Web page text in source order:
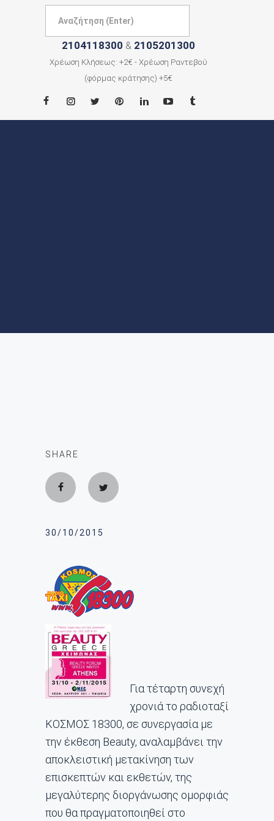
2104118300 & 2105201300
Χρέωση Κλήσεως: +2€ - Χρέωση Ραντεβού
(φόρμας κράτησης) +5€
SHARE
30/10/2015
Για τέταρτη συνεχή
χρονιά το ραδιοταξί
ΚΟΣΜΟΣ 18300, σε συνεργασία με
την έκθεση Beauty, αναλαμβάνει την
αποκλειστική μετακίνηση των
επισκεπτών και εκθετών, της
μεγαλύτερης διοργάνωσης ομορφιάς
που θα πραγματοποιηθεί στο